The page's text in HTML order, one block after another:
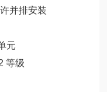
并排安装
元
等级